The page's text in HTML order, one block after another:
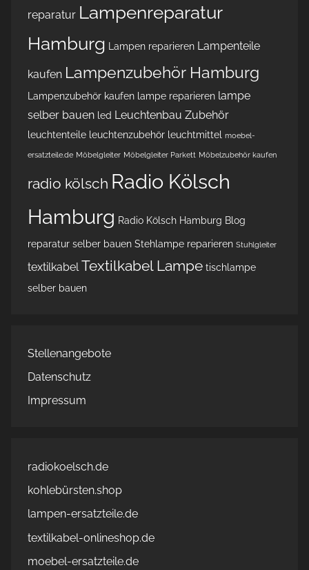
reparatur Lampenreparatur
Hamburg Lampen reparieren Lampenteile
kaufen Lampenzubehör Hamburg
Lampenzubehör kaufen lampe reparieren lampe
selber bauen led Leuchtenbau Zubehör
leuchtenteile leuchtenzubehör leuchtmittel moebel-
ersatzteile.de Möbelgleiter Möbelgleiter Parkett Möbelzubehör kaufen
radio kölsch Radio Kölsch
Hamburg Radio Kölsch Hamburg Blog
reparatur selber bauen Stehlampe reparieren Stuhlgleiter
textilkabel Textilkabel Lampe tischlampe
selber bauen
Stellenangebote
Datenschutz
Impressum
radiokoelsch.de
kohlebürsten.shop
lampen-ersatzteile.de
textilkabel-onlineshop.de
moebel-ersatzteile.de